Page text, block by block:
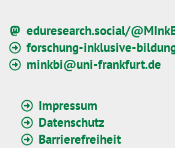
eduresearch.social/
forschung-inklusive-
minkbi@uni-frankfurt.de
Impressum
Datenschutz
Barrierefreiheit